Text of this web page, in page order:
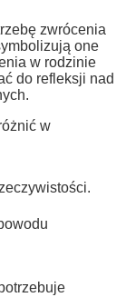
zwrócenia
one
w rodzinie
do refleksji nad
w